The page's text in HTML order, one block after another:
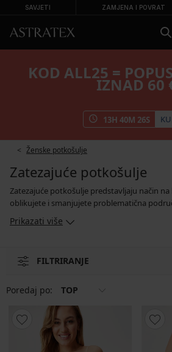
SAVJETI ZAMJENA I POVRAT
KOD ALL25 =
IZNAD 60
13H 40M 26S
Ženske potkošulje
Zatezajuće potkošulje
Zatezajuće potkošulje predstavljaju način
oblikujete i smanjujete problematična
Možete odabrati model koji pokriva
grudi ili produženu haljin koja će vam izgladiti ne samo trbuh, već i
Prikazati više
FILTRIRANJE
Poredaj po: TOP